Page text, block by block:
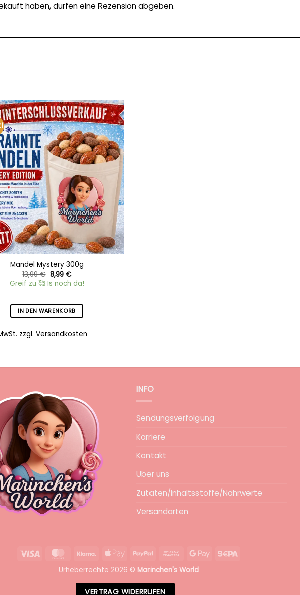
haben, dürfen eine Rezension abgeben.
Add to
wishlist
Mandel Mystery 300g
13,99€ Ursprünglicher
Preis
war:
8,99 €Aktueller
Preis
ist:
Greif zu 🥰 Is noch da!
IN DEN WARENKORB
zzgl. Versandkosten
INFO
Sendungsverfolgung
Karriere
Kontakt
Über uns
Zutaten/Inhaltsstoffe/Nährwerte
Versandarten
Visa MasterCardKlarna
Apple
PayPal
Bank
Google
Urheberrechte 2026 © Marinchen's World
VERTRAG WIDERRUFEN